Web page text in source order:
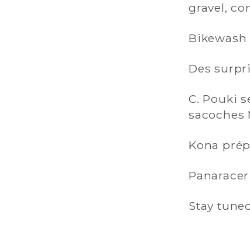
gravel,
Des
C. Pouki
sacoches
Kona
Stay